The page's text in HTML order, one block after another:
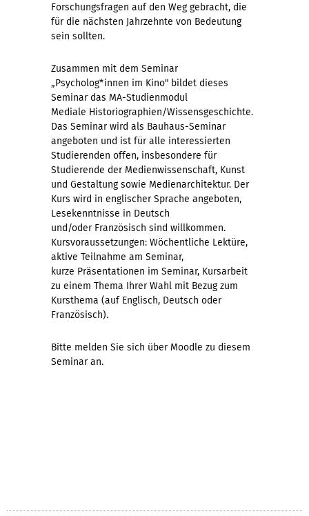
Forschungsfragen auf den Weg gebracht, die
für die nächsten Jahrzehnte von Bedeutung
sein sollten.
Zusammen mit dem Seminar
„Psycholog*innen im Kino" bildet dieses
Seminar das MA-Studienmodul
Mediale Historiographien/Wissensgeschichte.
Das Seminar wird als Bauhaus-Seminar
angeboten und ist für alle interessierten
Studierenden offen, insbesondere für
Studierende der Medienwissenschaft, Kunst
und Gestaltung sowie Medienarchitektur. Der
Kurs wird in englischer Sprache angeboten,
Lesekenntnisse in Deutsch
und/oder Französisch sind willkommen.
Kursvoraussetzungen: Wöchentliche Lektüre,
aktive Teilnahme am Seminar,
kurze Präsentationen im Seminar, Kursarbeit
zu einem Thema Ihrer Wahl mit Bezug zum
Kursthema (auf Englisch, Deutsch oder
Französisch).
Bitte melden Sie sich über Moodle zu diesem
Seminar an.